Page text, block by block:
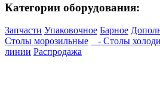
Категории оборудования:
Запчасти Упаковочное Барное
Столы морозильные
- Столы
линии Распродажа